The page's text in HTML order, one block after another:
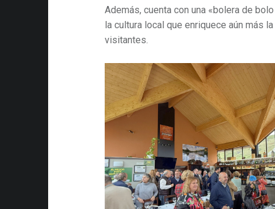
Además, cuenta con una «bolera de
la cultura local que enriquece aún más
visitantes.